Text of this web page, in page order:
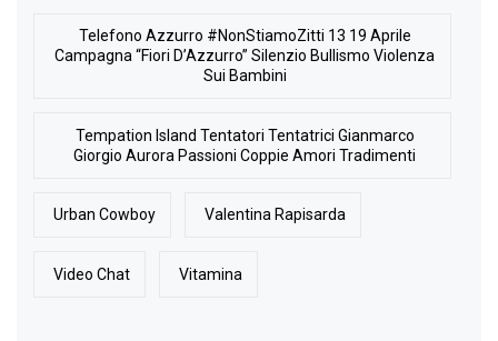
Telefono Azzurro #NonStiamoZitti 13 19 Aprile
Campagna “Fiori D’Azzurro” Silenzio Bullismo Violenza
Sui Bambini
Tempation Island Tentatori Tentatrici Gianmarco
Giorgio Aurora Passioni Coppie Amori Tradimenti
Urban Cowboy Valentina Rapisarda
Video Chat Vitamina